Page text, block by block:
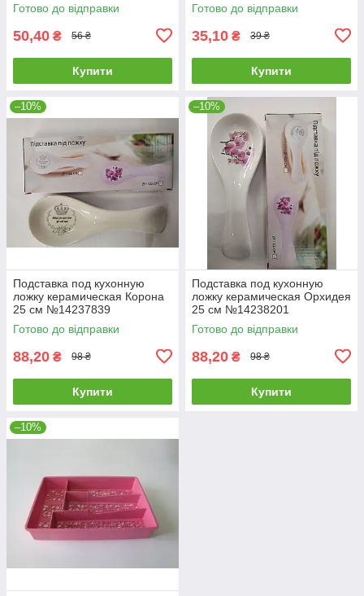
Готово до відправки
50,40 ₴ 56 ₴
Купити
Готово до відправки
35,10 ₴ 39 ₴
Купити
–10%
Подставка под кухонную
ложку керамическая Корона
25 см №14237839
Готово до відправки
88,20 ₴ 98 ₴
Купити
–10%
Подставка под кухонную
ложку керамическая Орхидея
25 см №14238201
Готово до відправки
88,20 ₴ 98 ₴
Купити
–10%